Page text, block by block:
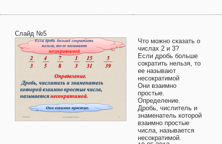
Слайд №5
Что можно сказать о
числах 2 и 3?
Если дробь больше
сократить нельзя, то
ее называют
несократимой
Они взаимно
простые.
Определение.
Дробь, числитель и
знаменатель которой
взаимно простые
числа, называется
несократимой.